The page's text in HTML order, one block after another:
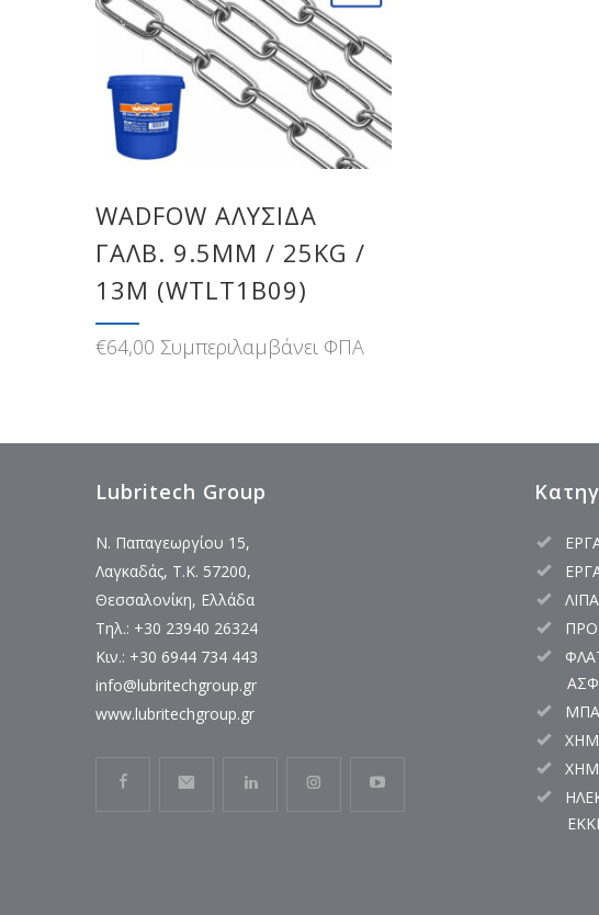
WADFOW ΑΛΥΣΙΔΑ
ΓΑΛΒ. 9.5MM / 25KG /
13M (WTLT1B09)
€64,00 Συμπεριλαμβάνει ΦΠΑ
Lubritech Group
Ν. Παπαγεωργίου 15,
Λαγκαδάς, Τ.Κ. 57200,
Θεσσαλονίκη, Ελλάδα
Τηλ.: +30 23940 26324
Κιν.: +30 6944 734 443
info@lubritechgroup.gr
www.lubritechgroup.gr